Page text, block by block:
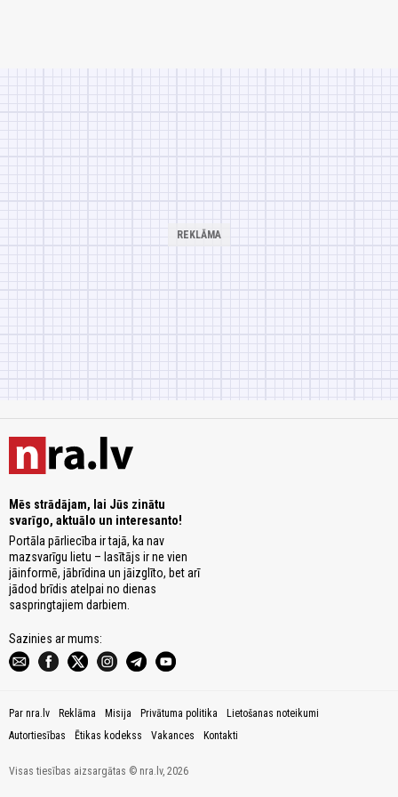
Mēs strādājam, lai Jūs zinātu
svarīgo, aktuālo un interesanto!
Portāla pārliecība ir tajā, ka nav
mazsvarīgu lietu – lasītājs ir ne vien
jāinformē, jābrīdina un jāizglīto, bet arī
jādod brīdis atelpai no dienas
saspringtajiem darbiem.
Sazinies ar mums:
Par nra.lv Reklāma Misija Privātuma politika
Lietošanas noteikumi
Autortiesības
Ētikas kodekss Vakances Kontakti
Visas tiesības aizsargātas © nra.lv, 2026